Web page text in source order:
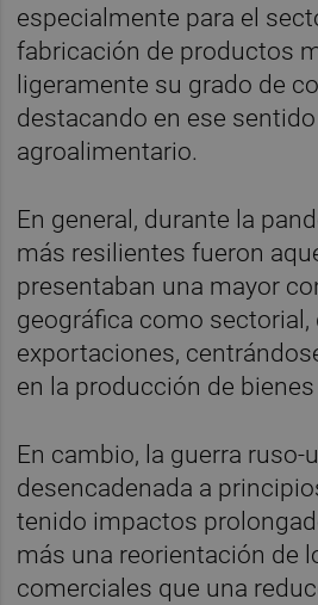
especialmente para el
fabricación de productos
ligeramente su grado de
destacando en ese
agroalimentario.
En general, durante la
más resilientes fueron
presentaban una mayor
geográfica como sectorial,
exportaciones,
en la producción de
En cambio, la guerra ruso-
desencadenada a
tenido impactos
más una reorientación de
comerciales que una